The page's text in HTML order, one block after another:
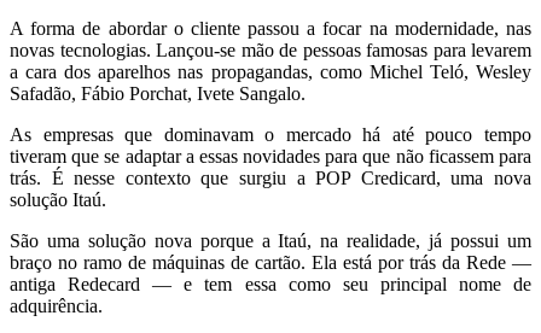
A forma de abordar o cliente passou a focar na modernidade, nas
novas tecnologias. Lançou-se mão de pessoas famosas para levarem
a cara dos aparelhos nas propagandas, como Michel Teló, Wesley
Safadão, Fábio Porchat, Ivete Sangalo.
As empresas que dominavam o mercado há até pouco tempo
tiveram que se adaptar a essas novidades para que não ficassem para
trás. É nesse contexto que surgiu a POP Credicard, uma nova
solução Itaú.
São uma solução nova porque a Itaú, na realidade, já possui um
braço no ramo de máquinas de cartão. Ela está por trás da Rede —
antiga Redecard — e tem essa como seu principal nome de
adquirência.